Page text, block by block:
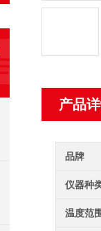
产品
品牌
仪器种
温度范